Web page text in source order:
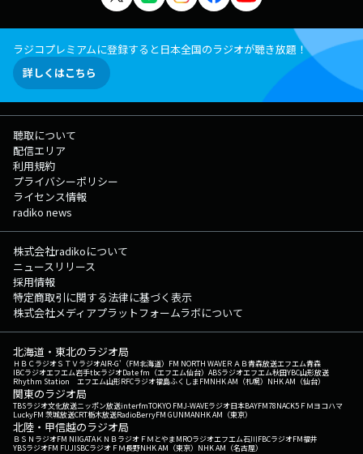
ラジコプレミアムに登録すると日本全国のラジオが聴き放題！
詳しくはこちら
聴取について
配信エリア
利用規約
プライバシーポリシー
ライセンス情報
radiko news
株式会社radikoについて
ニュースリリース
採用情報
特定商取引に関する法律に基づく表示
株式会社メディアプラットフォームラボについて
北海道・東北のラジオ局
ＨＢＣラジオＳＴＶラジオAIR-G'（FM北海道） FM NORTH WAVEＲＡＢ青森放送エフエム青森
IBCラジオエフエム岩手tbcラジオDate fm（エフエム仙台） ABSラジオエフエム秋田YBC山形放送
Rhythm Station エフエム山形RFCラジオ福島ふくしまFMNHK AM（札幌） NHK AM（仙台）
関東のラジオ局
TBSラジオ文化放送ニッポン放送interfmTOKYO FMJ-WAVEラジオ日本BAYFM78NACK5 ＦＭヨコハマ
LuckyFM 茨城放送CRT栃木放送RadioBerryFM GUNMANHK AM（東京）
北陸・甲信越のラジオ局
ＢＳＮラジオFM NIIGATAＫＮＢラジオ ＦＭとやまMROラジオエフエム石川FBCラジオFM福井
YBSラジオFM FUJISBCラジオ ＦＭ長野NHK AM（東京） NHK AM（名古屋）